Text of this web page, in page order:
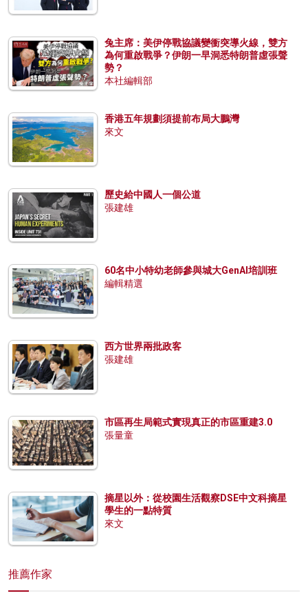
兔主席：美伊停戰協議變衝突導火線，雙方
為何重啟戰爭？伊朗一早洞悉特朗普虛張聲
勢？
本社編輯部
香港五年規劃須提前布局大鵬灣
來文
歷史給中國人一個公道
張建雄
60名中小特幼老師參與城大GenAI培訓班
編輯精選
西方世界兩批政客
張建雄
市區再生局範式實現真正的市區重建3.0
張量童
摘星以外：從校園生活觀察DSE中文科摘星
學生的一點特質
來文
推薦作家